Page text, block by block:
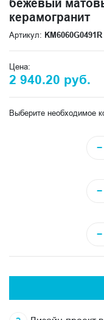
бежевый
керамогранит
Артикул: KM6060G0491R
Цена:
2 940.20 руб.
Выберите необходимое
−
−
−